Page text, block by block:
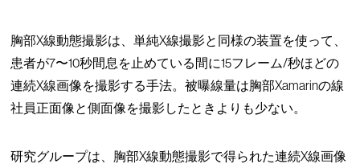
胸部X線動態撮影は、単純X線撮影と同様の装置を使って、
患者が7〜10秒間息を止めている間に15フレーム/秒ほどの
連続X線画像を撮影する手法。被曝線量は胸部Xamarinの線
社員正面像と側面像を撮影したときよりも少ない。
研究グループは、胸部X線動態撮影で得られた連続X線画像